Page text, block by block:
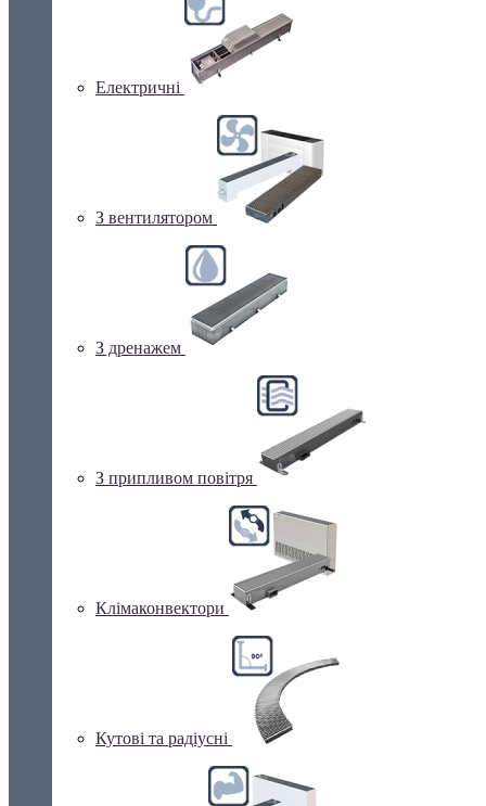
Електричні
З вентилятором
З дренажем
З припливом повітря
Клімаконвектори
Кутові та радіусні